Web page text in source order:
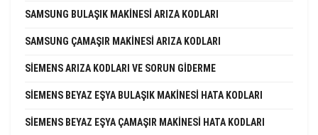
SAMSUNG BULAŞIK MAKINESI ARIZA KODLARI
SAMSUNG ÇAMAŞIR MAKINESI ARIZA KODLARI
SIEMENS ARIZA KODLARI VE SORUN GIDERME
SIEMENS BEYAZ EŞYA BULAŞIK MAKINESI HATA KODLARI
SIEMENS BEYAZ EŞYA ÇAMAŞIR MAKINESI HATA KODLARI